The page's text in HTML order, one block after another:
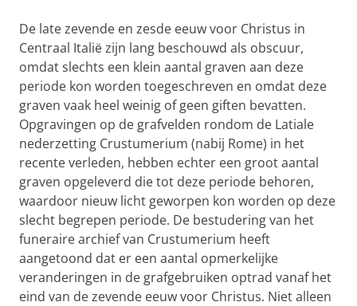
De late zevende en zesde eeuw voor Christus in
Centraal Italië zijn lang beschouwd als obscuur,
omdat slechts een klein aantal graven aan deze
periode kon worden toegeschreven en omdat deze
graven vaak heel weinig of geen giften bevatten.
Opgravingen op de grafvelden rondom de Latiale
nederzetting Crustumerium (nabij Rome) in het
recente verleden, hebben echter een groot aantal
graven opgeleverd die tot deze periode behoren,
waardoor nieuw licht geworpen kon worden op deze
slecht begrepen periode. De bestudering van het
funeraire archief van Crustumerium heeft
aangetoond dat er een aantal opmerkelijke
veranderingen in de grafgebruiken optrad vanaf het
eind van de zevende eeuw voor Christus. Niet alleen